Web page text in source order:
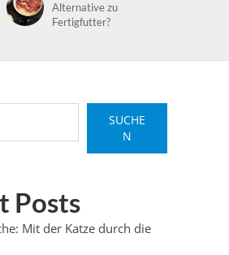
Alternative zu
Fertigfutter?
SUCHE
N
Posts
Mit der Katze durch die